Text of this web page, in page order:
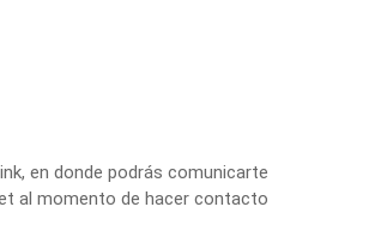
, en donde podrás comunicarte
al momento de hacer contacto